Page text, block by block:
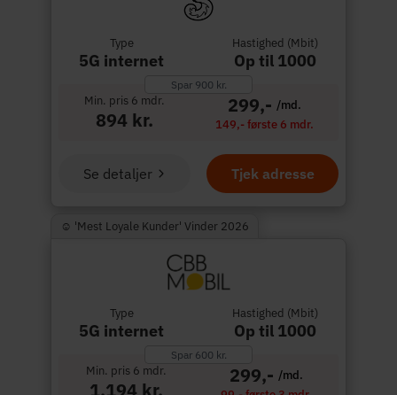
Type
5G internet
Hastighed (Mbit)
Op til 1000
Spar 900 kr.
Min. pris 6 mdr.
894 kr.
299,- /md.
149,- første 6 mdr.
Tjek adresse
Se detaljer
☺︎ 'Mest Loyale Kunder' Vinder 2026
Type
5G internet
Hastighed (Mbit)
Op til 1000
Spar 600 kr.
Min. pris 6 mdr.
1.194 kr.
299,- /md.